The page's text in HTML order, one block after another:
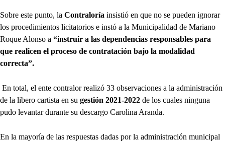
Sobre este punto, la Contraloría insistió en que no se pueden ignorar
los procedimientos licitatorios e instó a la Municipalidad de Mariano
Roque Alonso a “instruir a las dependencias responsables para
que realicen el proceso de contratación bajo la modalidad
correcta”.
En total, el ente contralor realizó 33 observaciones a la administración
de la libero cartista en su gestión 2021-2022 de los cuales ninguna
pudo levantar durante su descargo Carolina Aranda.
En la mayoría de las respuestas dadas por la administración municipal